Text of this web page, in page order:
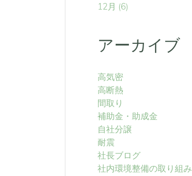
12月 (6)
アーカイブ
高気密
高断熱
間取り
補助金・助成金
自社分譲
耐震
社長ブログ
社内環境整備の取り組み